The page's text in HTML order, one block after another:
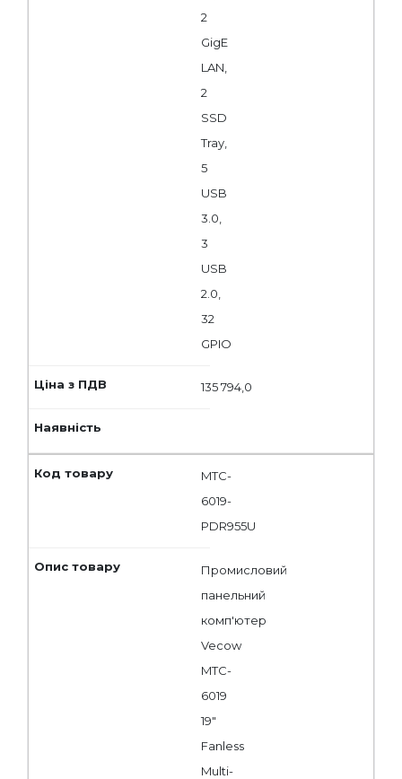
2
GigE
LAN,
2
SSD
Tray,
5
USB
3.0,
3
USB
2.0,
32
GPIO
135 794,0
MTC-
6019-
PDR955U
Промисловий
панельний
комп'ютер
Vecow
MTC-
6019
19"
Fanless
Multi-